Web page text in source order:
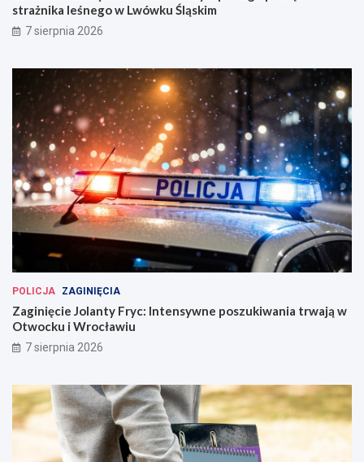
strażnika leśnego w Lwówku Śląskim
7 sierpnia 2026
POLICJA ZAGINIĘCIA
Zaginięcie Jolanty Fryc: Intensywne poszukiwania trwają w
Otwocku i Wrocławiu
7 sierpnia 2026